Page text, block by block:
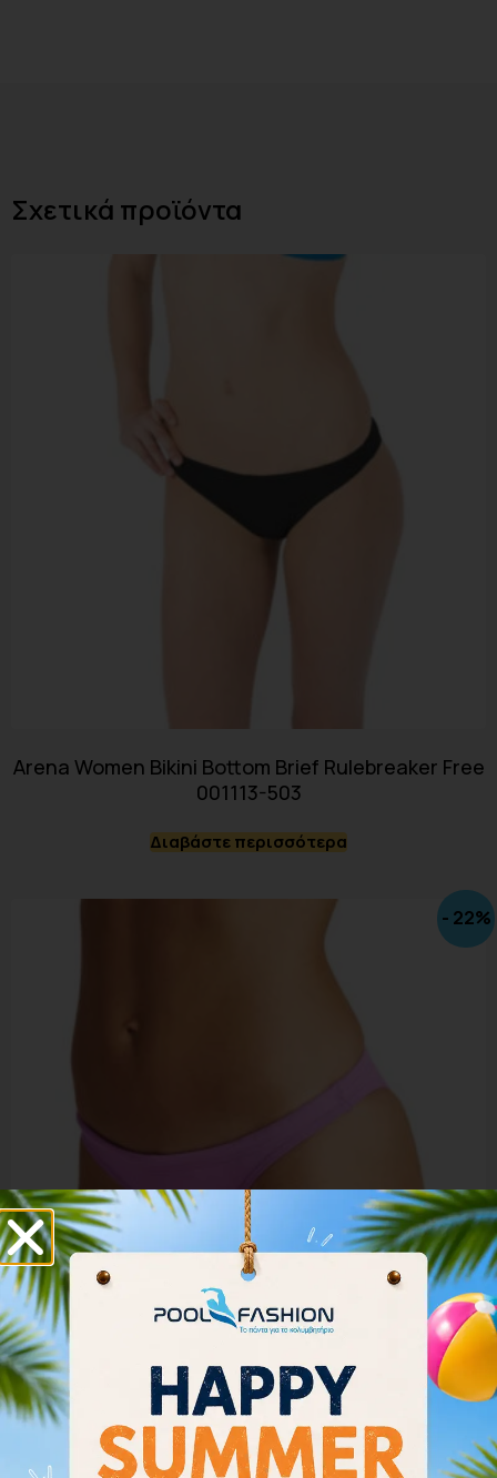
Σχετικά προϊόντα
Arena Women Bikini Bottom Brief Rulebreaker Free
001113-503
Διαβάστε περισσότερα
- 22%
Arena Women Bikini Bottom Brief Rulebreaker Free
001112-910